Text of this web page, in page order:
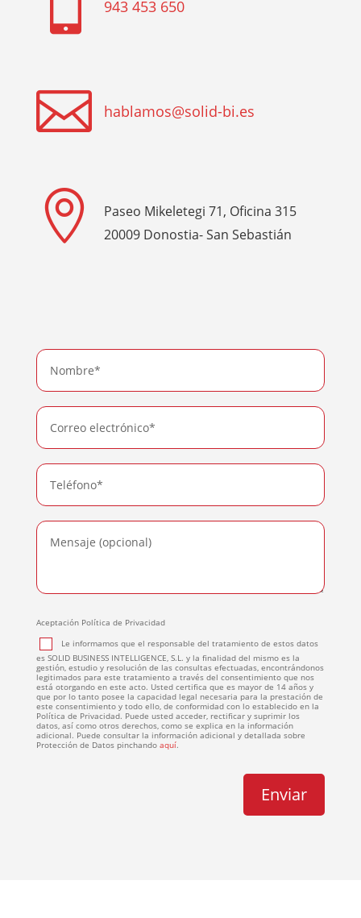
943 453 650
 hablamos@solid-bi.es

Paseo Mikeletegi 71, Oficina 315
20009 Donostia- San Sebastián
Aceptación Política de Privacidad
Le informamos que el responsable del tratamiento de estos datos
es SOLID BUSINESS INTELLIGENCE, S.L. y la finalidad del mismo es la
gestión, estudio y resolución de las consultas efectuadas, encontrándonos
legitimados para este tratamiento a través del consentimiento que nos
está otorgando en este acto. Usted certifica que es mayor de 14 años y
que por lo tanto posee la capacidad legal necesaria para la prestación de
este consentimiento y todo ello, de conformidad con lo establecido en la
Política de Privacidad. Puede usted acceder, rectificar y suprimir los
datos, así como otros derechos, como se explica en la información
adicional. Puede consultar la información adicional y detallada sobre
Protección de Datos pinchando aquí.